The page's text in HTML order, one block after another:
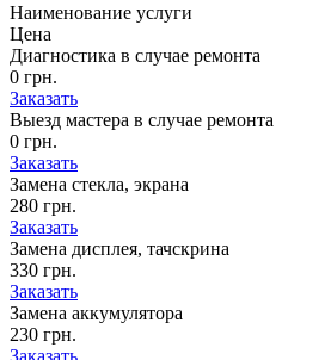
Наименование услуги
Цена
Диагностика в случае ремонта
0 грн.
Заказать
Выезд мастера в случае ремонта
0 грн.
Заказать
Замена стекла, экрана
280 грн.
Заказать
Замена дисплея, тачскрина
330 грн.
Заказать
Замена аккумулятора
230 грн.
Заказать